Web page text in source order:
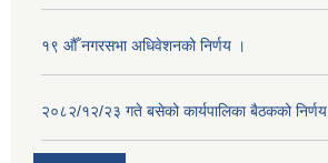
१९ औँ नगरसभा अधिवेशनको निर्णय ।
२०८२/१२/२३ गते बसेको कार्यपालिका बैठकको निर्णय